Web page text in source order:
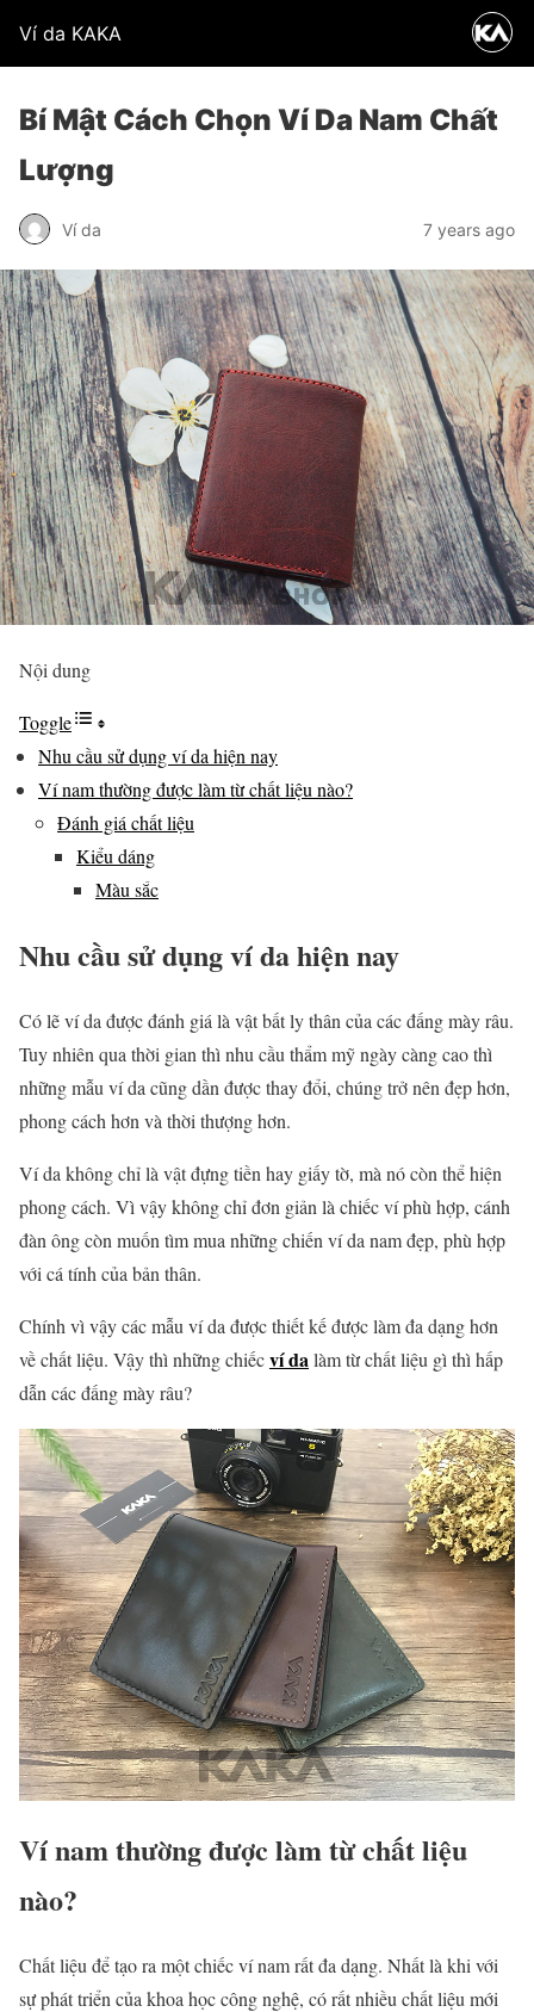
Ví da KAKA
Bí Mật Cách Chọn Ví Da Nam Chất
Lượng
Ví da 7 years ago
Nội dung
Toggle
Nhu cầu sử dụng ví da hiện nay
Ví nam thường được làm từ chất liệu nào?
Đánh giá chất liệu
Kiểu dáng
Màu sắc
Nhu cầu sử dụng ví da hiện nay
Có lẽ ví da được đánh giá là vật bất ly thân của các đấng mày râu.
Tuy nhiên qua thời gian thì nhu cầu thẩm mỹ ngày càng cao thì
những mẫu ví da cũng dần được thay đổi, chúng trở nên đẹp hơn,
phong cách hơn và thời thượng hơn.
Ví da không chỉ là vật đựng tiền hay giấy tờ, mà nó còn thể hiện
phong cách. Vì vậy không chỉ đơn giản là chiếc ví phù hợp, cánh
đàn ông còn muốn tìm mua những chiến ví da nam đẹp, phù hợp
với cá tính của bản thân.
Chính vì vậy các mẫu ví da được thiết kế được làm đa dạng hơn
về chất liệu. Vậy thì những chiếcví dalàm từ chất liệu gì thì hấp
dẫn các đấng mày râu?
Ví nam thường được làm từ chất liệu
nào?
Chất liệu để tạo ra một chiếc ví nam rất đa dạng. Nhất là khi với
sự phát triển của khoa học công nghệ, có rất nhiều chất liệu mới